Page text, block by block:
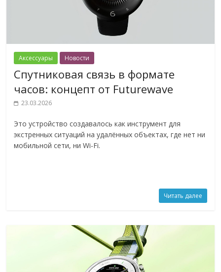
Аксессуары Новости
Спутниковая связь в формате
часов: концепт от Futurewave
23.03.2026
Это устройство создавалось как инструмент для
экстренных ситуаций на удалённых объектах, где нет ни
мобильной сети, ни Wi-Fi.
Читать далее